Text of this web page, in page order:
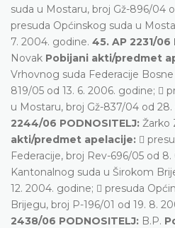
suda u Mostaru, broj Gž-896/04
presuda Općinskog suda u
7. 2004. godine. 45. AP 2231/06
Novak Pobijani akti/predmet
Vrhovnog suda Federacije
819/05 od 13. 6. 2006. godine; 
u Mostaru, broj Gž-837/04 od 28.
2244/06 PODNOSITELJ: Žarko
akti/predmet apelacije: 
Federacije, broj Rev-696/05 od
Kantonalnog suda u Širokom
12. 2004. godine;  presuda
Brijegu, broj P-196/01 od 19. 8.
2438/06 PODNOSITELJ: B.P.